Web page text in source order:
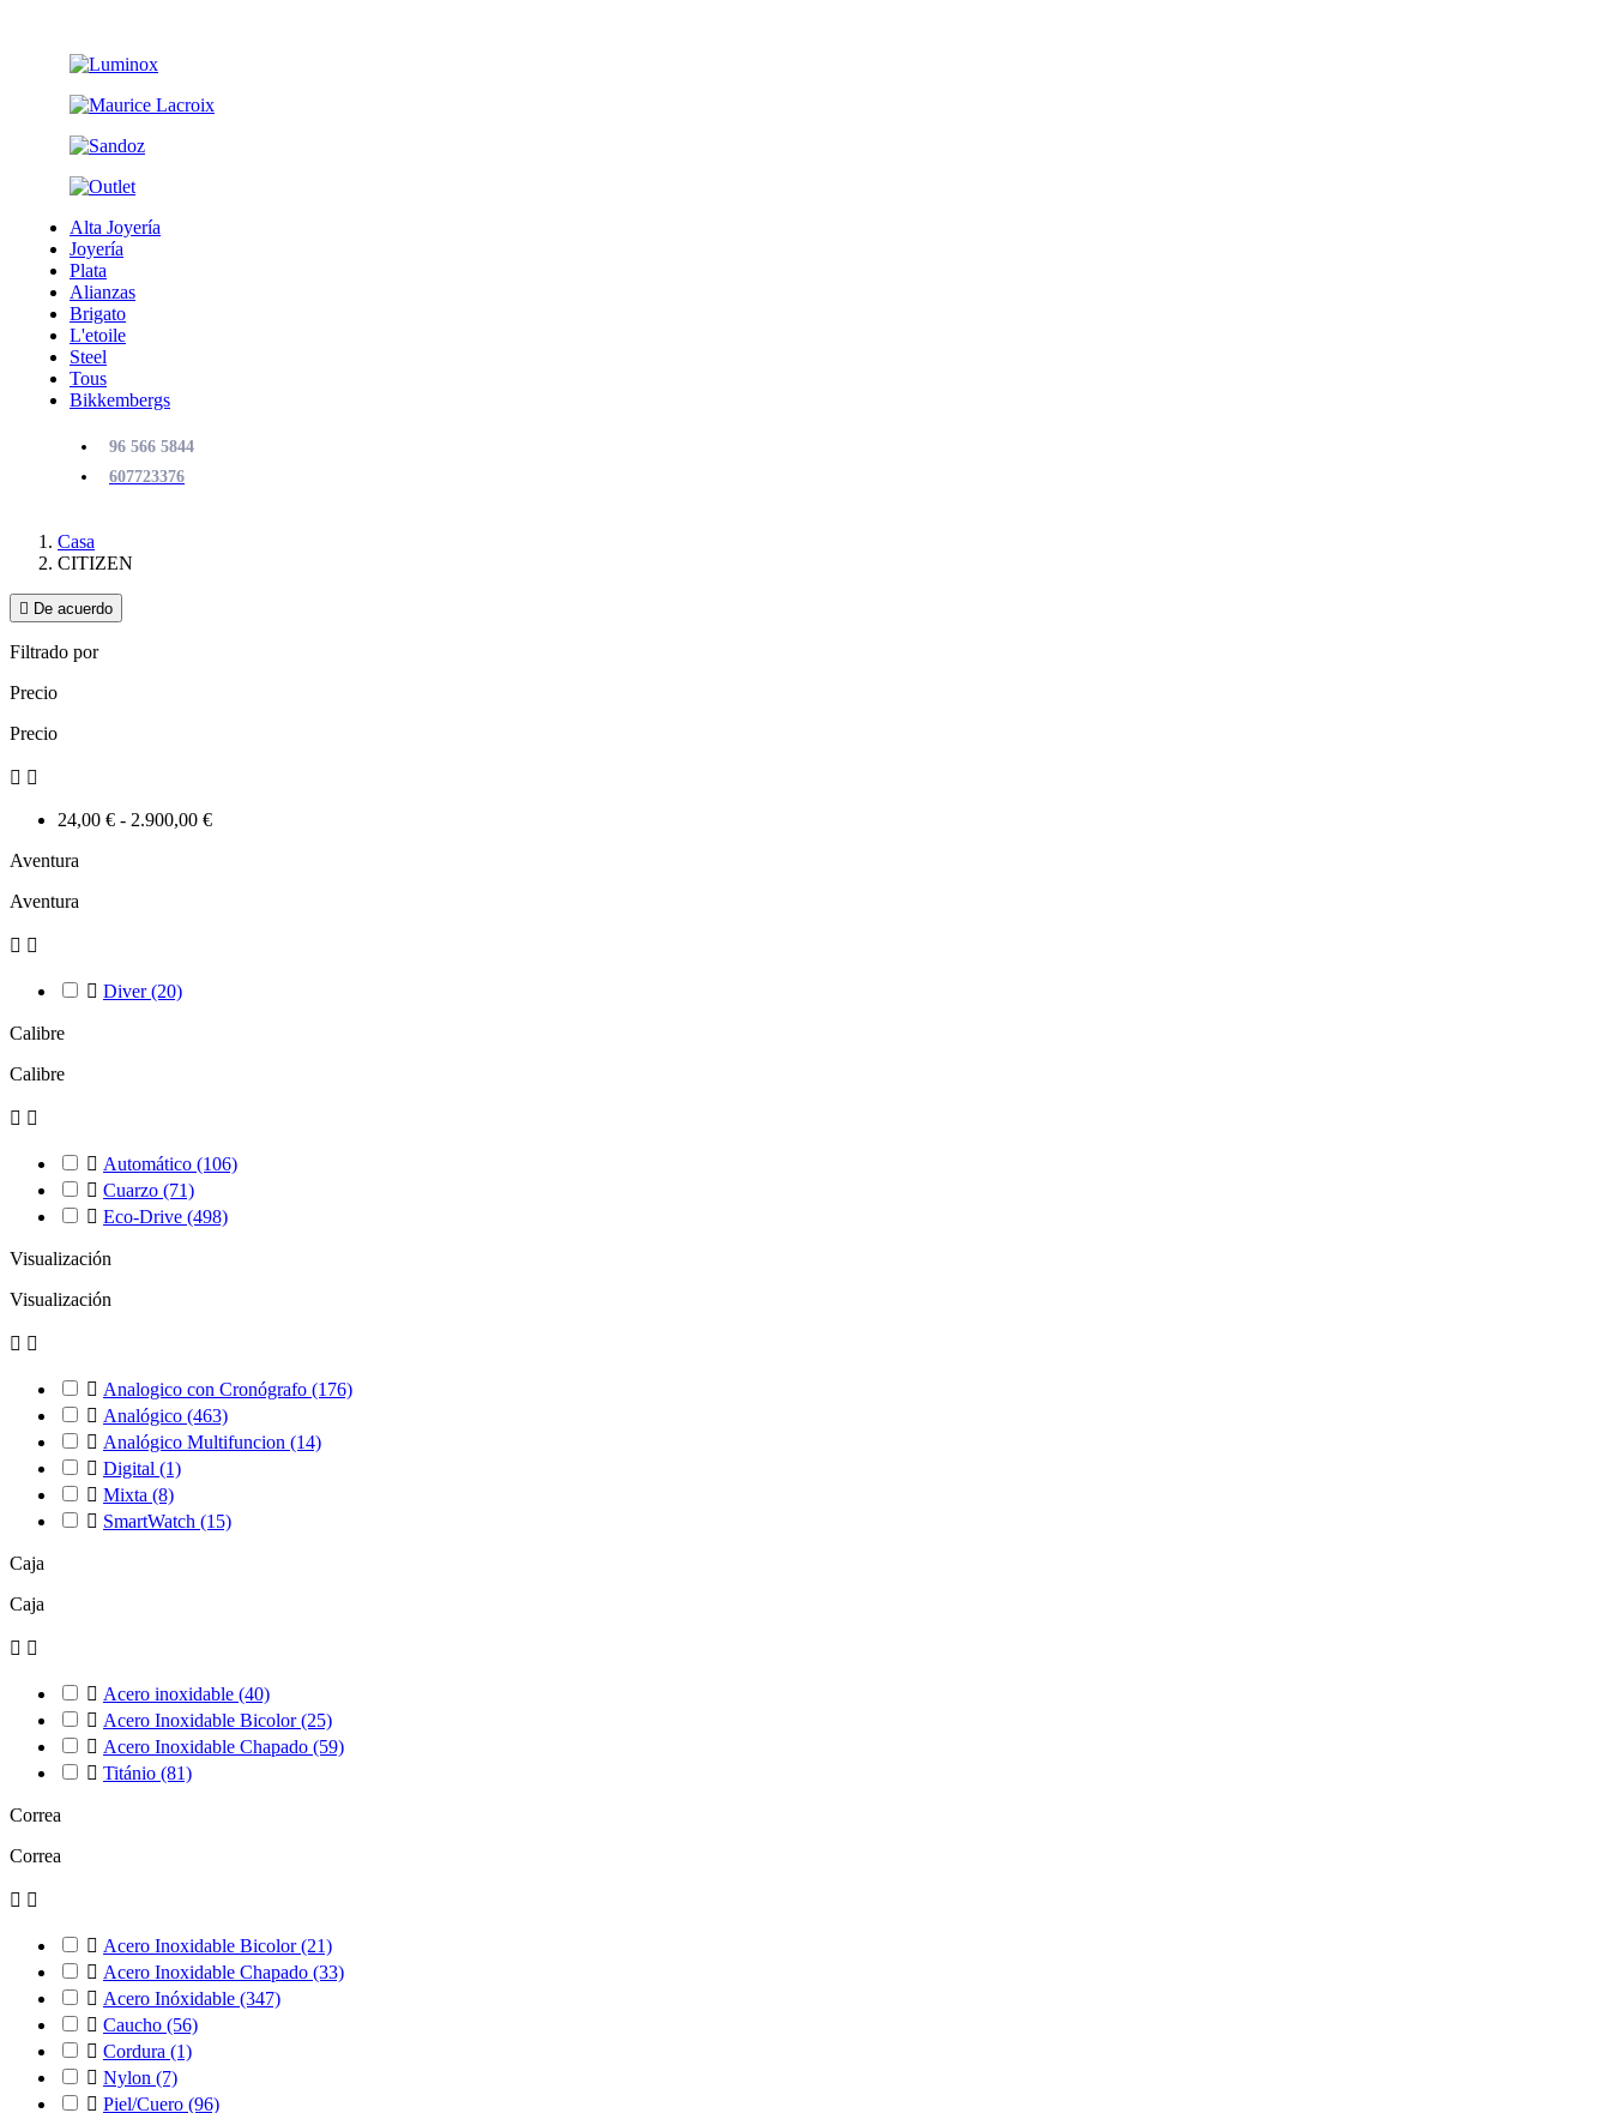
Alta Joyería
Joyería
Plata
Alianzas
Brigato
L'etoile
Steel
Tous
Bikkembergs
96 566 5844
607723376
Casa
CITIZEN
 De acuerdo
Filtrado por
Precio
Precio
 
24,00 € - 2.900,00 €
Aventura
Aventura
 
 Diver(20)
Calibre
Calibre
 
 Automático (106)
 Cuarzo (71)
 Eco-Drive (498)
Visualización
Visualización
 
 Analogico con Cronógrafo (176)
 Analógico (463)
 Analógico Multifuncion (14)
 Digital (1)
 Mixta (8)
 SmartWatch (15)
Caja
Caja
 
 Acero inoxidable (40)
 Acero Inoxidable Bicolor(25)
 Acero Inoxidable Chapado (59)
 Titánio (81)
Correa
Correa
 
 Acero Inoxidable Bicolor(21)
 Acero Inoxidable Chapado (33)
 Acero Inóxidable (347)
 Caucho (56)
 Cordura (1)
 Nylon (7)
 Piel/Cuero (96)